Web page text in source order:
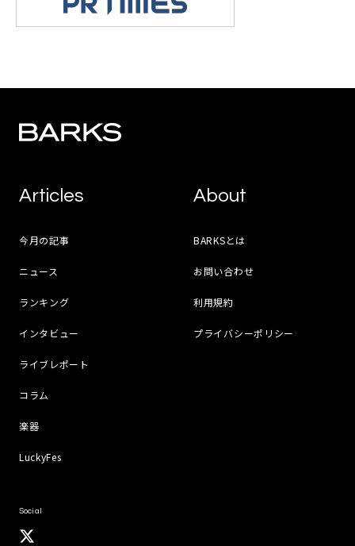
Articles
今月の記事
ニュース
ランキング
インタビュー
ライブレポート
コラム
楽器
LuckyFes
About
BARKSとは
お問い合わせ
利用規約
プライバシーポリシー
Social